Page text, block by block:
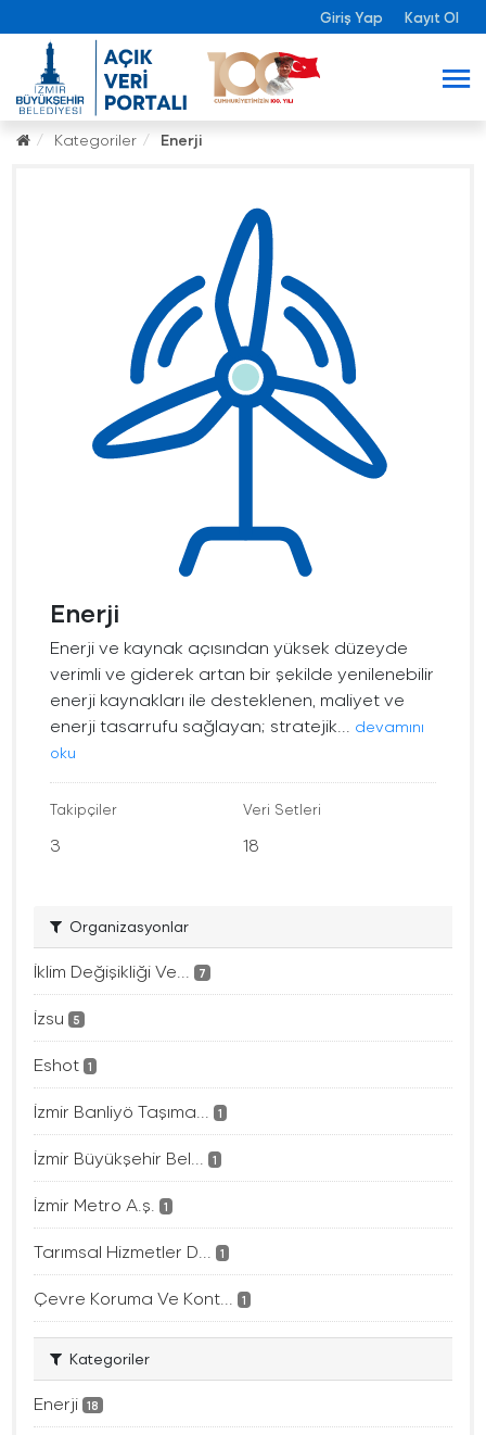
Giriş Yap Kayıt Ol
Kategoriler Enerji
Enerji
Enerji ve kaynak açısından yüksek düzeyde
verimli ve giderek artan bir şekilde yenilenebilir
enerji kaynakları ile desteklenen, maliyet ve
enerji tasarrufu sağlayan; stratejik...
devamını
oku
Takipçiler
3
Veri Setleri
18
Organizasyonlar
İklim Değişikliği Ve... 7
İzsu 5
Eshot 1
İzmir Banliyö Taşıma... 1
İzmir Büyükşehir Bel... 1
İzmir Metro A.ş. 1
Tarımsal Hizmetler D... 1
Çevre Koruma Ve Kont... 1
Kategoriler
Enerji 18